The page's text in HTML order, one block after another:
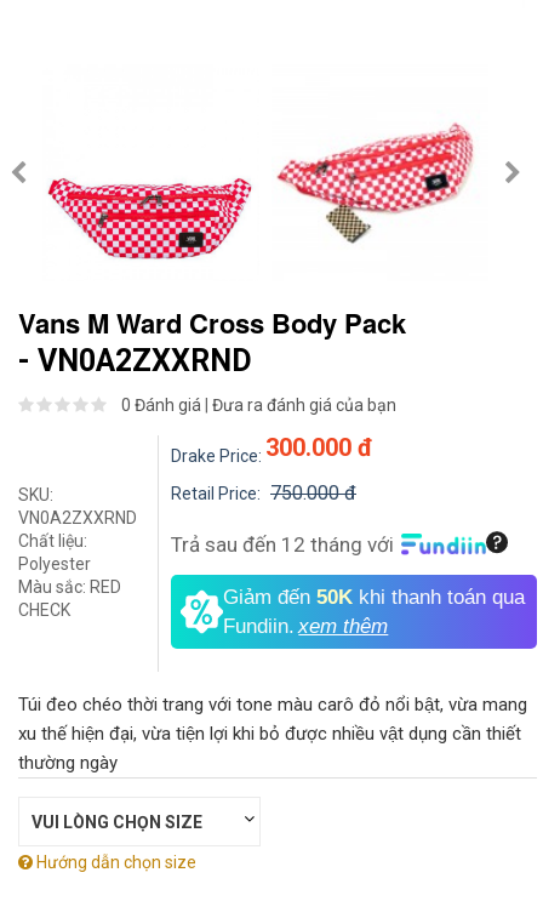
Vans M Ward Cross Body Pack
- VN0A2ZXXRND
0 Đánh giá Đưa ra đánh giá của bạn
SKU:
VN0A2ZXXRND
Chất liệu:
Polyester
Màu sắc: RED
CHECK
Drake Price: 300.000 đ
Retail Price: 750.000 đ
Trả sau đến 12 tháng với
Giảm đến 50K khi thanh toán qua
Fundiin. xem thêm
Túi đeo chéo thời trang với tone màu carô đỏ nổi bật, vừa mang
xu thế hiện đại, vừa tiện lợi khi bỏ được nhiều vật dụng cần thiết
thường ngày
Hướng dẫn chọn size